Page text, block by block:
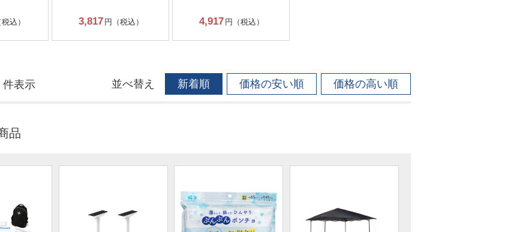
込） 3,817 円（税込） 4,917 円（税込）
件表示 並べ替え 新着順 価格の安い順 価格の高い順
品